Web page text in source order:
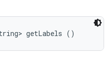
getLabels ()